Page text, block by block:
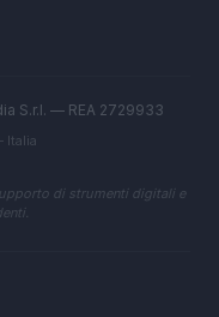
S.r.l. — REA 2729933
Italia
di strumenti digitali e